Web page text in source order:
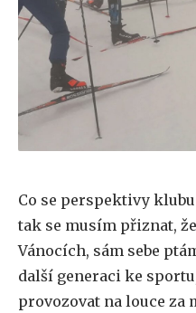
Co se perspektivy
tak se musím přiznat,
Vánocích, sám sebe
další generaci ke
provozovat na louce za